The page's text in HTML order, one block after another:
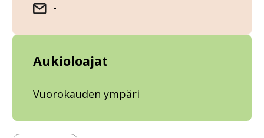
-
Aukioloajat
Vuorokauden ympäri